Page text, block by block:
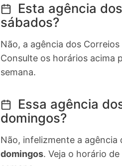
Esta agência
sábados?
Não, a agência dos Correios
Consulte os horários acima
semana.
Essa agência
domingos?
Não, infelizmente a agência
domingos. Veja o horário